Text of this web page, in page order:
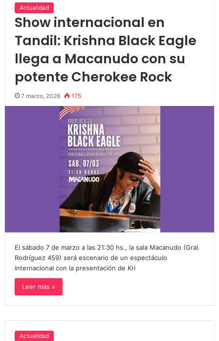
Actualidad
Show internacional en
Tandil: Krishna Black Eagle
llega a Macanudo con su
potente Cherokee Rock
7 marzo, 2026 175
El sábado 7 de marzo a las 21:30 hs., la sala Macanudo (Gral.
Rodríguez 459) será escenario de un espectáculo
internacional con la presentación de Kri
Leer más »
Actualidad